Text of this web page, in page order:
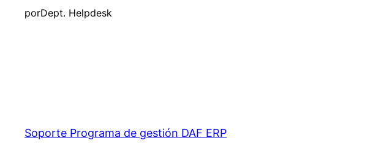
porDept. Helpdesk
Soporte Programa de gestión DAF ERP